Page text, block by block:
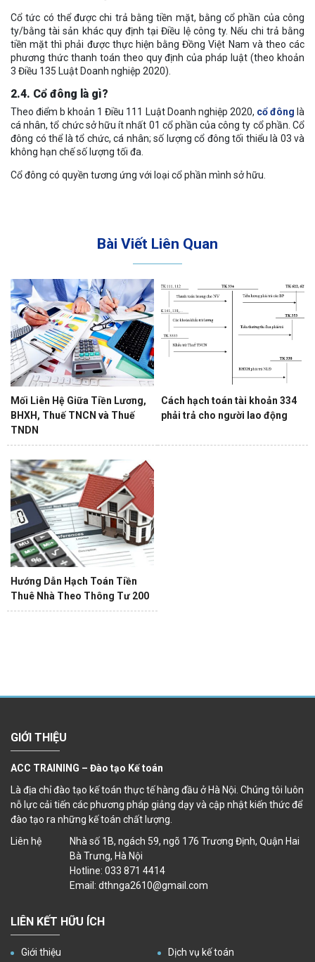
Cổ tức có thể được chi trả bằng tiền mặt, bằng cổ phần của công
ty/bằng tài sản khác quy định tại Điều lệ công ty. Nếu chi trả bằng
tiền mặt thì phải được thực hiện bằng Đồng Việt Nam và theo các
phương thức thanh toán theo quy định của pháp luật (theo khoản
3 Điều 135 Luật Doanh nghiệp 2020).
2.4. Cổ đông là gì?
Theo điểm b khoản 1 Điều 111 Luật Doanh nghiệp 2020, cổ đông là
cá nhân, tổ chức sở hữu ít nhất 01 cổ phần của công ty cổ phần. Cổ
đông có thể là tổ chức, cá nhân; số lượng cổ đông tối thiểu là 03 và
không hạn chế số lượng tối đa.
Cổ đông có quyền tương ứng với loại cổ phần mình sở hữu.
Bài Viết Liên Quan
Mối Liên Hệ Giữa Tiền Lương,
BHXH, Thuế TNCN và Thuế
TNDN
Cách hạch toán tài khoản 334
phải trả cho người lao động
Hướng Dẫn Hạch Toán Tiền
Thuê Nhà Theo Thông Tư 200
GIỚI THIỆU
ACC TRAINING – Đào tạo Kế toán
Là địa chỉ đào tạo kế toán thực tế hàng đầu ở Hà Nội. Chúng tôi luôn
nỗ lực cải tiến các phương pháp giảng dạy và cập nhật kiến thức để
đào tạo ra những kế toán chất lượng.
Liên hệ
Nhà số 1B, ngách 59, ngõ 176 Trương Định, Quận Hai
Bà Trưng, Hà Nội
Hotline: 033 871 4414
Email: dthnga2610@gmail.com
LIÊN KẾT HỮU ÍCH
Giới thiệu Dịch vụ kế toán